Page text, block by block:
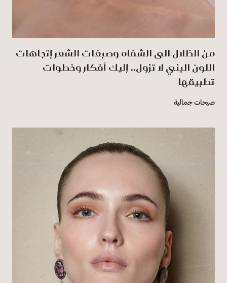
من الظلال الى الشفاه وصبغات الشعر إتجاهات
اللون البني لا تزول.. إليك أفكار وخطوات
تطبيقها
صيحات جمالية